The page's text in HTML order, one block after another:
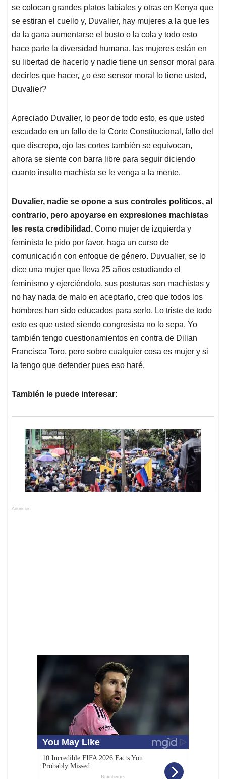
se colocan grandes platos labiales y otras en Kenya que
se estiran el cuello y, Duvalier, hay mujeres a la que les
da la gana aumentarse el busto o la cola y todo esto
hace parte la diversidad humana, las mujeres están en
su libertad de hacerlo y nadie tiene un sensor moral para
decirles que hacer, ¿o ese sensor moral lo tiene usted,
Duvalier?
Apreciado Duvalier, lo peor de todo esto, es que usted
escudado en un fallo de la Corte Constitucional, fallo del
que discrepo, ojo las cortes también se equivocan,
ahora se siente con barra libre para seguir diciendo
cuanto insulto machista se le venga a la mente.
Duvalier, nadie se opone a sus controles políticos, al
contrario, pero apoyarse en expresiones machistas
les resta credibilidad. Como mujer de izquierda y
feminista le pido por favor, haga un curso de
comunicación con enfoque de género. Duvualier, se lo
dice una mujer que lleva 25 años estudiando el
feminismo y ejerciéndolo, sus posturas son machistas y
no hay nada de malo en aceptarlo, creo que todos los
hombres han sido educados para serlo. Lo triste de todo
esto es que usted siendo congresista no lo sepa. Yo
también tengo cuestionamientos en contra de Dilian
Francisca Toro, pero sobre cualquier cosa es mujer y si
la tengo que defender pues eso haré.
También le puede interesar:
Anuncios.